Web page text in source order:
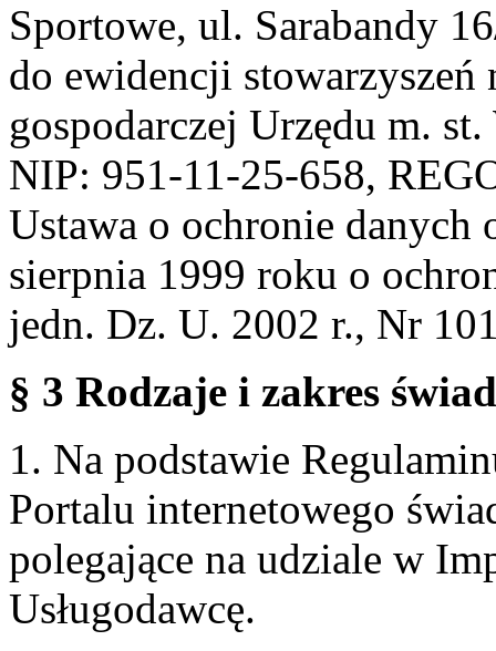
Sportowe, ul. Sarabandy
do ewidencji stowarzyszeń
gospodarczej Urzędu m.
NIP: 951-11-25-658,
Ustawa o ochronie danych
sierpnia 1999 roku o
jedn. Dz. U. 2002 r., Nr
§ 3 Rodzaje i zakres
1. Na podstawie
Portalu internetowego
polegające na udziale w
Usługodawcę.